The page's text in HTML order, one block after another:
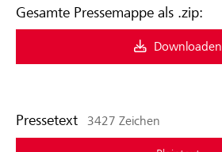
Gesamte Pressemappe als .zip:
Downloaden
Pressetext 3427 Zeichen